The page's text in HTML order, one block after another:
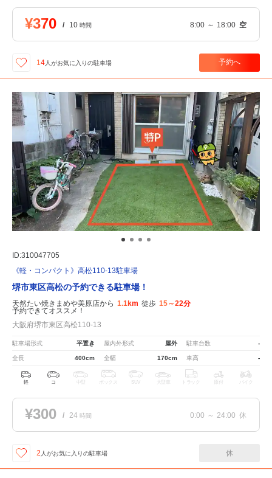
¥370 / 10 時間 8:00 ～ 18:00 空
14 人がお気に入りの駐車場 予約へ
ID:310047705
《軽・コンパクト》高松110-13駐車場
堺市東区高松の予約できる駐車場！
天然たい焼きまめや美原店から 1.1km 徒歩 15～22分
予約できてオススメ！
大阪府堺市東区高松110-13
駐車場形式 平置き 屋内外形式 屋外 駐車台数 -
全長 400cm 全幅 170cm 車高 -
軽 コ 中型 ボックス SUV 大型車 トラック 原付 バイク
¥300 / 24 時間 0:00 ～ 24:00 休
2 人がお気に入りの駐車場 休